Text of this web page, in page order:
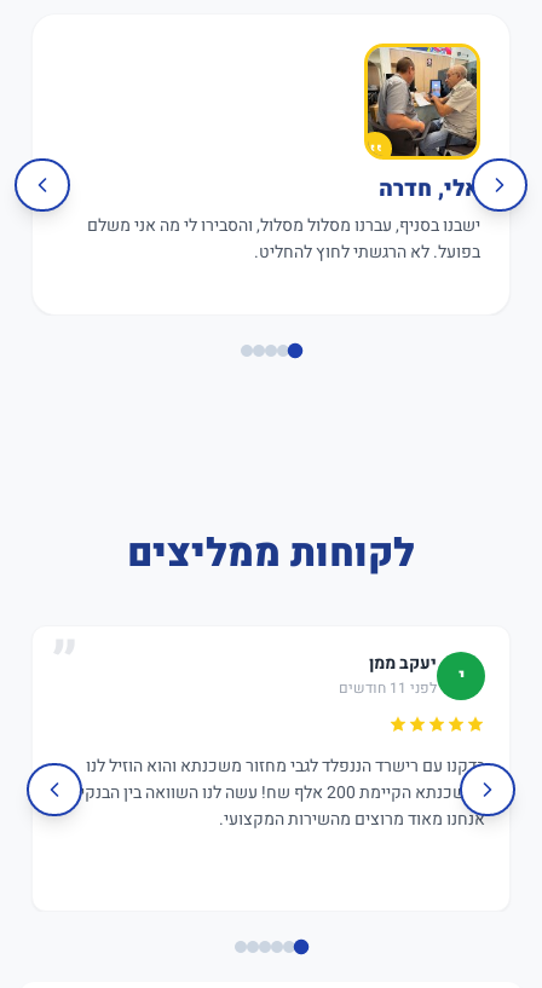
אלי, חדרה
ישבנו בסניף, עברנו מסלול מסלול, והסבירו לי מה אני משלם
בפועל. לא הרגשתי לחוץ להחליט.
לקוחות ממליצים
י יעקב ממן
לפני 11 חודשים
בדקנו עם רישרד הננפלד לגבי מחזור משכנתא והוא הוזיל לנו
במשכנתא הקיימת 200 אלף שח! עשה לנו השוואה בין הבנקים,
אנחנו מאוד מרוצים מהשירות המקצועי.